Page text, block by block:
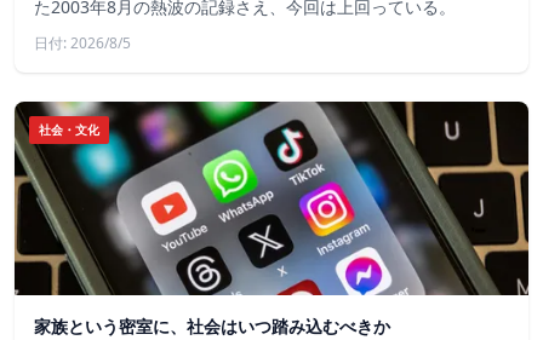
た2003年8月の熱波の記録さえ、今回は上回っている。
日付: 2026/8/5
社会・文化
家族という密室に、社会はいつ踏み込むべきか